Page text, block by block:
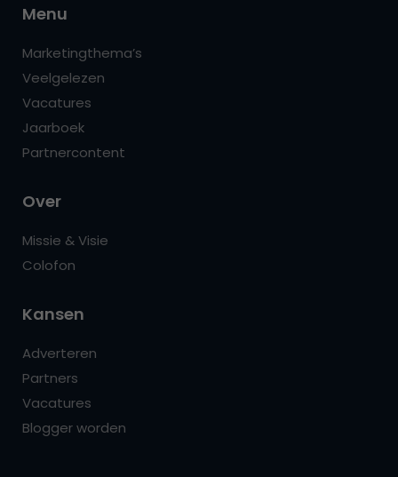
Menu
Marketingthema’s
Veelgelezen
Vacatures
Jaarboek
Partnercontent
Over
Missie & Visie
Colofon
Kansen
Adverteren
Partners
Vacatures
Blogger worden